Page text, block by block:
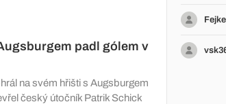
padl gólem v
na svém hřišti s Augsburgem
český útočník Patrik Schick